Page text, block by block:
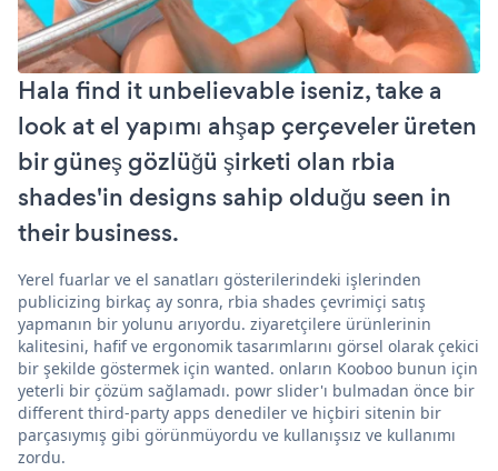
Hala find it unbelievable iseniz, take a
look at el yapımı ahşap çerçeveler üreten
bir güneş gözlüğü şirketi olan rbia
shades'in designs sahip olduğu seen in
their business.
Yerel fuarlar ve el sanatları gösterilerindeki işlerinden
publicizing birkaç ay sonra, rbia shades çevrimiçi satış
yapmanın bir yolunu arıyordu. ziyaretçilere ürünlerinin
kalitesini, hafif ve ergonomik tasarımlarını görsel olarak çekici
bir şekilde göstermek için wanted. onların Kooboo bunun için
yeterli bir çözüm sağlamadı. powr slider'ı bulmadan önce bir
different third-party apps denediler ve hiçbiri sitenin bir
parçasıymış gibi görünmüyordu ve kullanışsız ve kullanımı
zordu.